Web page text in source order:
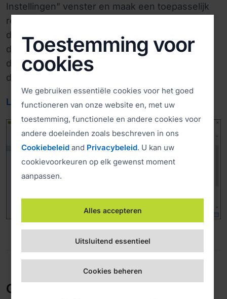
Instellingen" venster en maak een toepasselijk
registerbestand aan. U kan dit registerbestand
dan naar meerdere computers verspreiden en
de aangepaste instellingen toepassen zonder
dat u dit handmatig op elke computer hoeft te
doen.
Lees de handleiding  Video bekijken (3:22)
Gebruikersbeheer
Toestemming voor
cookies
We gebruiken essentiële cookies voor het goed
functioneren van onze website en, met uw
toestemming, functionele en andere cookies voor
andere doeleinden zoals beschreven in ons
Cookiebeleid and Privacybeleid. U kan uw
cookievoorkeuren op elk gewenst moment
aanpassen.
Alles accepteren
Uitsluitend essentieel
Cookies beheren